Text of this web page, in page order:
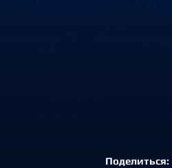
Поделиться: